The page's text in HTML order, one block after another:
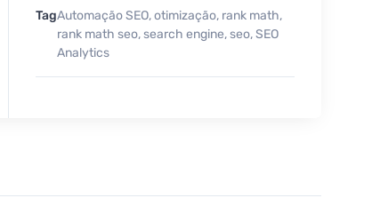
TagAutomação SEO,otimização, rank math,
rank math seo,search engine,seo,SEO
Analytics